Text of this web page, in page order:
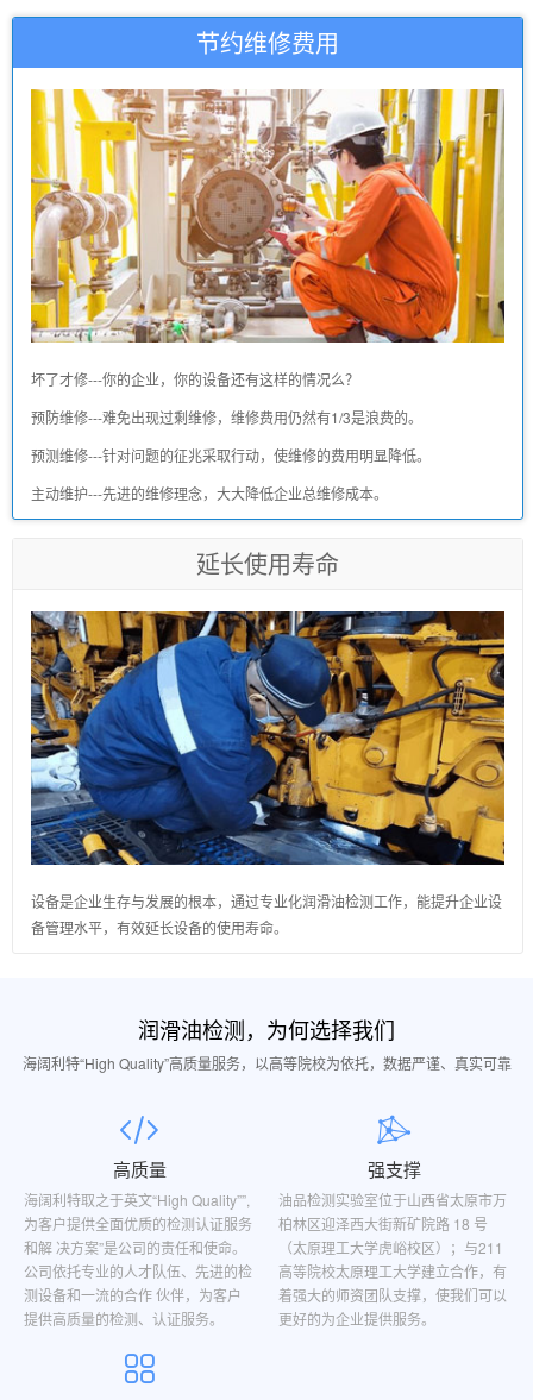
节约维修费用
坏了才修---你的企业，你的设备还有这样的情况么？
预防维修---难免出现过剩维修，维修费用仍然有1/3是浪费的。
预测维修---针对问题的征兆采取行动，使维修的费用明显降低。
主动维护---先进的维修理念，大大降低企业总维修成本。
延长使用寿命
设备是企业生存与发展的根本，通过专业化润滑油检测工作，能提升企业设
备管理水平，有效延长设备的使用寿命。
润滑油检测，为何选择我们
海阔利特“High Quality”高质量服务，以高等院校为依托，数据严谨、真实可靠
高质量
海阔利特取之于英文“High Quality””,
为客户提供全面优质的检测认证服务
和解 决方案”是公司的责任和使命。
公司依托专业的人才队伍、先进的检
测设备和一流的合作 伙伴，为客户
提供高质量的检测、认证服务。
强支撑
油品检测实验室位于山西省太原市万
柏林区迎泽西大街新矿院路 18 号
（太原理工大学虎峪校区）；与211
高等院校太原理工大学建立合作，有
着强大的师资团队支撑，使我们可以
更好的为企业提供服务。